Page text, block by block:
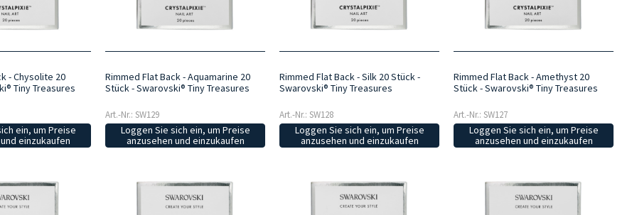
- Chysolite 20
Tiny Treasures
ein, um Preise
einzukaufen
Rimmed Flat Back - Aquamarine 20
Stück - Swarovski® Tiny Treasures
Art.-Nr.: SW129
Loggen Sie sich ein, um Preise
anzusehen und einzukaufen
Rimmed Flat Back - Silk 20 Stück -
Swarovski® Tiny Treasures
Art.-Nr.: SW128
Loggen Sie sich ein, um Preise
anzusehen und einzukaufen
Rimmed Flat Back - Amethyst 20
Stück - Swarovski® Tiny Treasures
Art.-Nr.: SW127
Loggen Sie sich ein, um Preise
anzusehen und einzukaufen